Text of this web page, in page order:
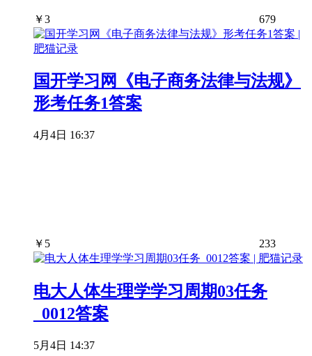
￥3 679
国开学习网《电子商务法律与法规》
形考任务1答案
4月4日 16:37
￥ 5 233
电大人体生理学学习周期03任务
_0012答案
5月4日 14:37